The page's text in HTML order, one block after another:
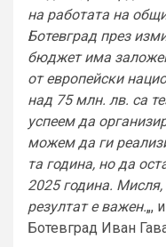
на работата на
Ботевград през
бюджет има
от европейски
над 75 млн. лв. са
успеем да
можем да ги
та година, но да
2025 година.
резултат е важен.„,
Ботевград Иван